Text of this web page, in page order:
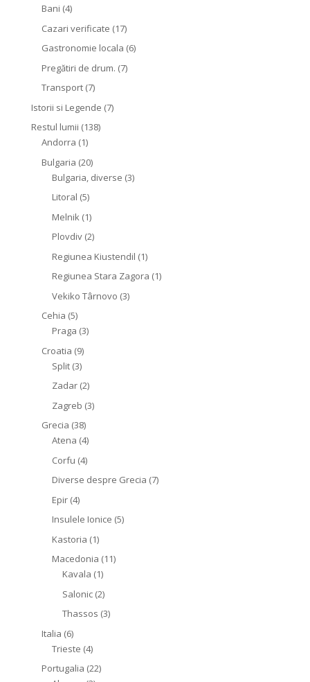
Bani (4)
Cazari verificate (17)
Gastronomie locala (6)
Pregătiri de drum. (7)
Transport(7)
Istorii si Legende (7)
Restul lumii (138)
Andorra (1)
Bulgaria (20)
Bulgaria, diverse (3)
Litoral (5)
Melnik (1)
Plovdiv(2)
Regiunea Kiustendil (1)
Regiunea Stara Zagora (1)
Vekiko Târnovo (3)
Cehia (5)
Praga (3)
Croatia (9)
Split(3)
Zadar(2)
Zagreb (3)
Grecia (38)
Atena (4)
Corfu (4)
Diverse despre Grecia (7)
Epir(4)
Insulele Ionice (5)
Kastoria (1)
Macedonia (11)
Kavala (1)
Salonic(2)
Thassos (3)
Italia (6)
Trieste (4)
Portugalia (22)